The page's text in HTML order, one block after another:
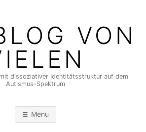
VON
dissoziativer Identitätsstruktur auf dem
Autismus-Spektrum
Menu